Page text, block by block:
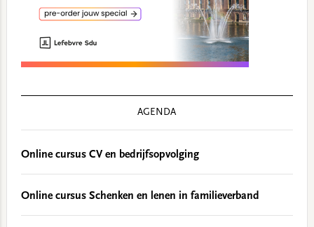
AGENDA
Online cursus CV en bedrijfsopvolging
Online cursus Schenken en lenen in familieverband